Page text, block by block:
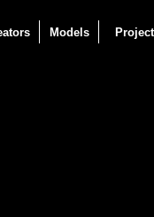
Models